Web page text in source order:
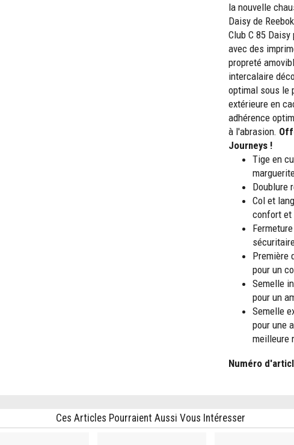
la nouvelle
Daisy de
Club C 85
avec des
propreté
intercalaire
optimal sous le
extérieure en
adhérence
à l'abrasion.
Journeys !
Tige en
Doublure
Col et
confort et
Première
pour un
Semelle
pour un
Semelle
pour une
meilleure
Numéro
Ces Articles Pourraient Aussi Vous Intéresser